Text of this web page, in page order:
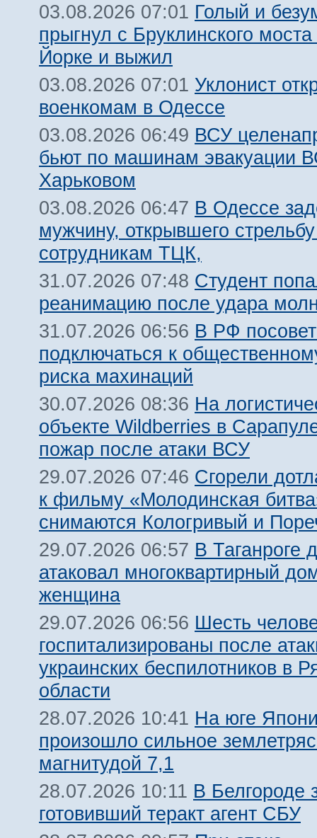
03.08.2026 07:01 Голый и
прыгнул с Бруклинского
Йорке и выжил
03.08.2026 07:01 Уклонист
военкомам в Одессе
03.08.2026 06:49 ВСУ
бьют по машинам эвакуации
Харьковом
03.08.2026 06:47 В Одессе
мужчину, открывшего
сотрудникам ТЦК,
31.07.2026 07:48 Студент
реанимацию после удара
31.07.2026 06:56 В РФ
подключаться к
риска махинаций
30.07.2026 08:36 На
объекте Wildberries в
пожар после атаки ВСУ
29.07.2026 07:46 Сгорели
к фильму «Молодинская
снимаются Кологривый и
29.07.2026 06:57 В Таганроге
атаковал многоквартирный
женщина
29.07.2026 06:56 Шесть
госпитализированы после
украинских беспилотников в
области
28.07.2026 10:41 На юге
произошло сильное
магнитудой 7,1
28.07.2026 10:11 В Белгороде
готовивший теракт агент СБУ